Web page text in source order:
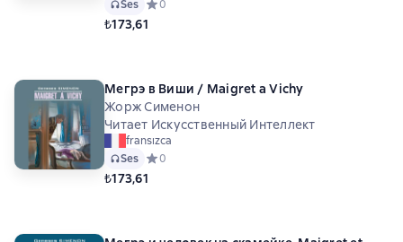
Ses Средний рейтинг 0 на основе 0 оценок
0
₺173,61
Мегрэ в Виши / Maigret a Vichy
Жорж Сименон
Читает Искусственный Интеллект
fransızca
Ses Средний рейтинг 0 на основе 0 оценок
0
₺173,61